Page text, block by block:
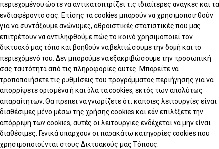
περιεχομένου ώστε να αντικατοπτρίζει τις ιδιαίτερες ανάγκες και τα
ενδιαφέροντά σας. Επίσης τα cookies μπορούν να χρησιμοποιηθούν
για να συντάξουμε ανώνυμες, αθροιστικές στατιστικές που μας
επιτρέπουν να αντιληφθούμε πώς το κοινό χρησιμοποιεί τον
δικτυακό μας τόπο και βοηθούν να βελτιώσουμε την δομή και το
περιεχόμενό του. Δεν μπορούμε να εξακριβώσουμε την προσωπική
σας ταυτότητα από τις πληροφορίες αυτές. Μπορείτε να
τροποποιήσετε τις ρυθμίσεις του προγράμματος περιήγησης για να
απορρίψετε ορισμένα ή και όλα τα cookies, εκτός των απολύτως
απαραίτητων. Θα πρέπει να γνωρίζετε ότι κάποιες λειτουργίες είναι
διαθέσιμες μόνο μέσω της χρήσης cookies και εάν επιλέξετε την
απόρριψη των cookies, αυτές οι λειτουργίες ενδέχεται να μην είναι
διαθέσιμες. Γενικά υπάρχουν οι παρακάτω κατηγορίες cookies που
χρησιμοποιούνται στους Δικτυακούς μας Τόπους.